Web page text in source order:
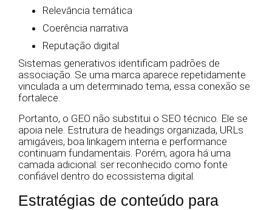
Relevância temática
Coerência narrativa
Reputação digital
Sistemas generativos identificam padrões de
associação. Se uma marca aparece repetidamente
vinculada a um determinado tema, essa conexão se
fortalece.
Portanto, o GEO não substitui o SEO técnico. Ele se
apoia nele. Estrutura de headings organizada, URLs
amigáveis, boa linkagem interna e performance
continuam fundamentais. Porém, agora há uma
camada adicional: ser reconhecido como fonte
confiável dentro do ecossistema digital.
Estratégias de conteúdo para